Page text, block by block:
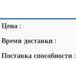
Цена :
Время доставки :
Поставка способности :